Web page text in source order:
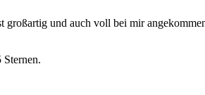
großartig und auch voll bei mir